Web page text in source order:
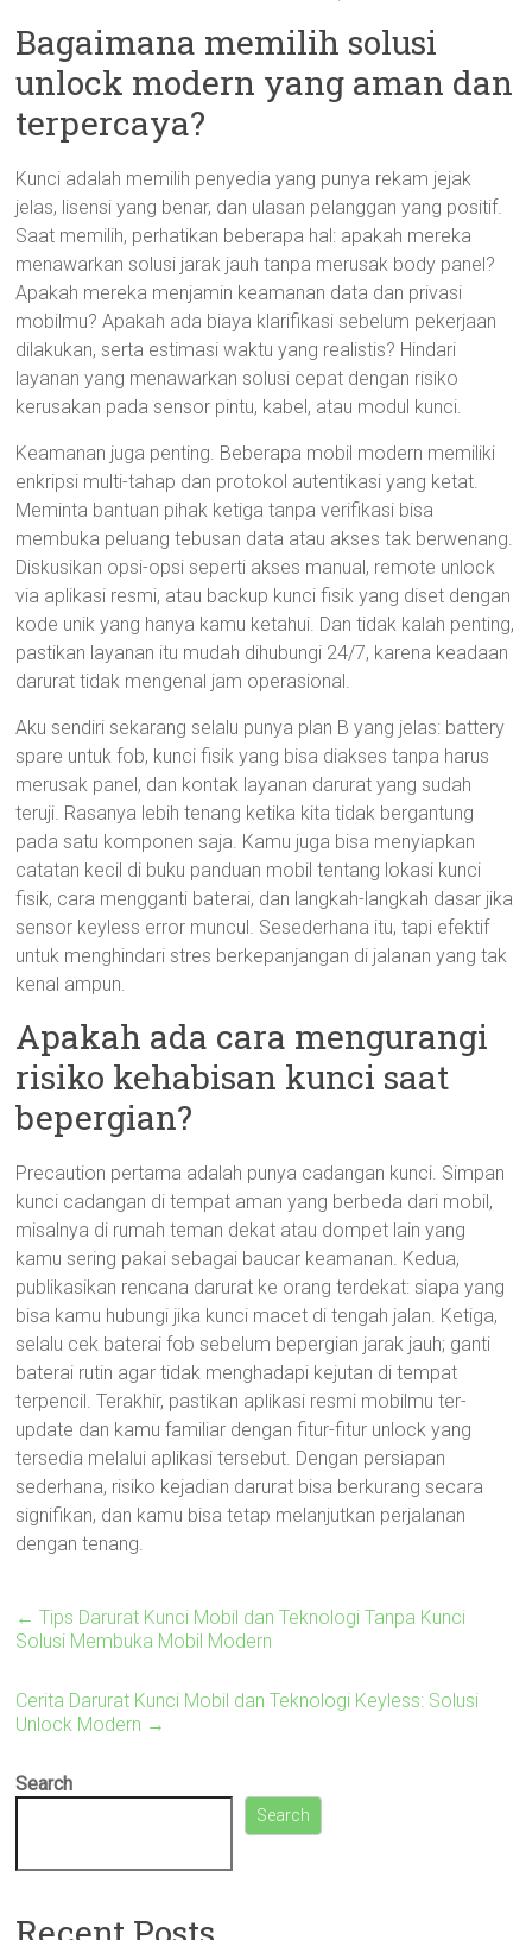
Bagaimana memilih solusi
unlock modern yang aman dan
terpercaya?
Kunci adalah memilih penyedia yang punya rekam jejak
jelas, lisensi yang benar, dan ulasan pelanggan yang positif.
Saat memilih, perhatikan beberapa hal: apakah mereka
menawarkan solusi jarak jauh tanpa merusak body panel?
Apakah mereka menjamin keamanan data dan privasi
mobilmu? Apakah ada biaya klarifikasi sebelum pekerjaan
dilakukan, serta estimasi waktu yang realistis? Hindari
layanan yang menawarkan solusi cepat dengan risiko
kerusakan pada sensor pintu, kabel, atau modul kunci.
Keamanan juga penting. Beberapa mobil modern memiliki
enkripsi multi-tahap dan protokol autentikasi yang ketat.
Meminta bantuan pihak ketiga tanpa verifikasi bisa
membuka peluang tebusan data atau akses tak berwenang.
Diskusikan opsi-opsi seperti akses manual, remote unlock
via aplikasi resmi, atau backup kunci fisik yang diset dengan
kode unik yang hanya kamu ketahui. Dan tidak kalah penting,
pastikan layanan itu mudah dihubungi 24/7, karena keadaan
darurat tidak mengenal jam operasional.
Aku sendiri sekarang selalu punya plan B yang jelas: battery
spare untuk fob, kunci fisik yang bisa diakses tanpa harus
merusak panel, dan kontak layanan darurat yang sudah
teruji. Rasanya lebih tenang ketika kita tidak bergantung
pada satu komponen saja. Kamu juga bisa menyiapkan
catatan kecil di buku panduan mobil tentang lokasi kunci
fisik, cara mengganti baterai, dan langkah-langkah dasar jika
sensor keyless error muncul. Sesederhana itu, tapi efektif
untuk menghindari stres berkepanjangan di jalanan yang tak
kenal ampun.
Apakah ada cara mengurangi
risiko kehabisan kunci saat
bepergian?
Precaution pertama adalah punya cadangan kunci. Simpan
kunci cadangan di tempat aman yang berbeda dari mobil,
misalnya di rumah teman dekat atau dompet lain yang
kamu sering pakai sebagai baucar keamanan. Kedua,
publikasikan rencana darurat ke orang terdekat: siapa yang
bisa kamu hubungi jika kunci macet di tengah jalan. Ketiga,
selalu cek baterai fob sebelum bepergian jarak jauh; ganti
baterai rutin agar tidak menghadapi kejutan di tempat
terpencil. Terakhir, pastikan aplikasi resmi mobilmu ter-
update dan kamu familiar dengan fitur-fitur unlock yang
tersedia melalui aplikasi tersebut. Dengan persiapan
sederhana, risiko kejadian darurat bisa berkurang secara
signifikan, dan kamu bisa tetap melanjutkan perjalanan
dengan tenang.
← Tips Darurat Kunci Mobil dan Teknologi Tanpa Kunci
Solusi Membuka Mobil Modern
Cerita Darurat Kunci Mobil dan Teknologi Keyless: Solusi
Unlock Modern →
Search
Search